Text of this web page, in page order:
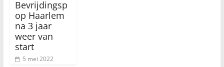
Bevrijdingsp
op Haarlem
na 3 jaar
weer van
start
5 mei 2022